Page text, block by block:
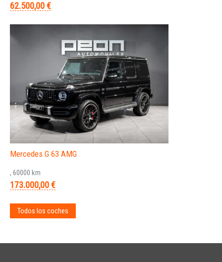
62.500,00 €
Mercedes G 63 AMG
, 60000 km
173.000,00 €
Todos los coches